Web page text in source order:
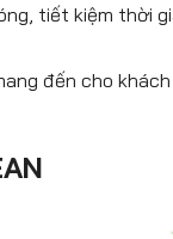
tiết kiệm thời
đến cho